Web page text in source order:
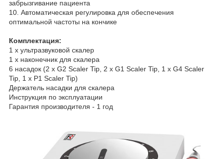
забрызгивание пациента
10. Автоматическая регулировка для обеспечения
оптимальной частоты на кончике
Комплектация:
1 х ультразвуковой скалер
1 х наконечник для скалера
6 насадок (2 x G2 Scaler Tip, 2 x G1 Scaler Tip, 1 x G4 Scaler
Tip, 1 x P1 Scaler Tip)
Держатель насадки для скалера
Инструкция по эксплуатации
Гарантия производителя - 1 год